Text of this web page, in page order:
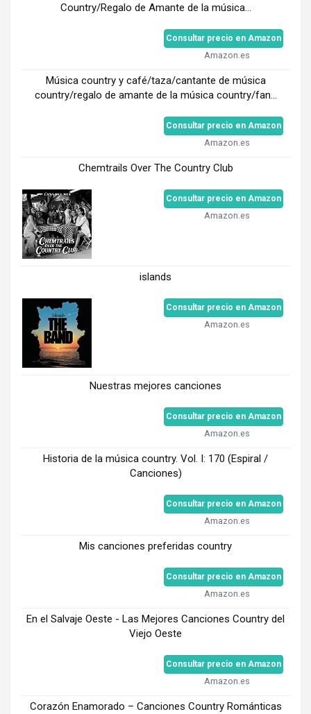
Country/Regalo de Amante de la música...
Consultar precio en Amazon
Amazon.es
Música country y café/taza/cantante de música
country/regalo de amante de la música country/fan...
Consultar precio en Amazon
Amazon.es
Chemtrails Over The Country Club
Consultar precio en Amazon
Amazon.es
islands
Consultar precio en Amazon
Amazon.es
Nuestras mejores canciones
Consultar precio en Amazon
Amazon.es
Historia de la música country. Vol. I: 170 (Espiral /
Canciones)
Consultar precio en Amazon
Amazon.es
Mis canciones preferidas country
Consultar precio en Amazon
Amazon.es
En el Salvaje Oeste - Las Mejores Canciones Country del
Viejo Oeste
Consultar precio en Amazon
Amazon.es
Corazón Enamorado – Canciones Country Románticas